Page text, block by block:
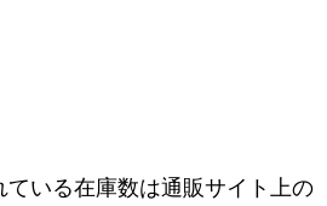
いる在庫数は通販サイト上の